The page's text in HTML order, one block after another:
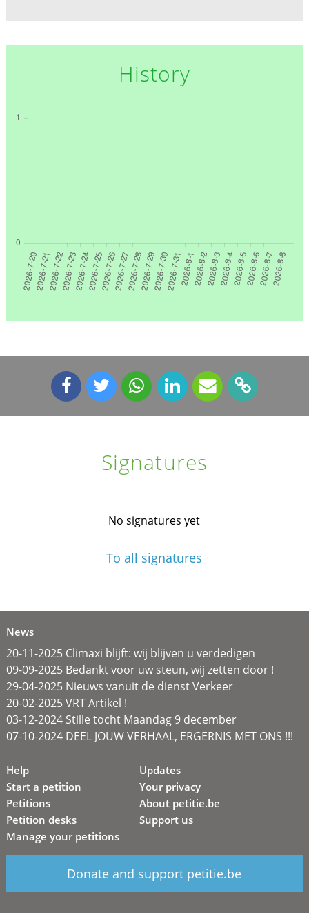
History
Signatures
No signatures yet
To all signatures
News
20-11-2025 Climaxi blijft: wij blijven u verdedigen
09-09-2025 Bedankt voor uw steun, wij zetten door !
29-04-2025 Nieuws vanuit de dienst Verkeer
20-02-2025 VRT Artikel !
03-12-2024 Stille tocht Maandag 9 december
07-10-2024 DEEL JOUW VERHAAL, ERGERNIS MET ONS !!!
Help
Start a petition
Petitions
Petition desks
Manage your petitions
Updates
Your privacy
About petitie.be
Support us
Donate and support petitie.be